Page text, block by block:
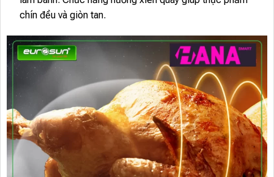
chín đều và giòn tan.